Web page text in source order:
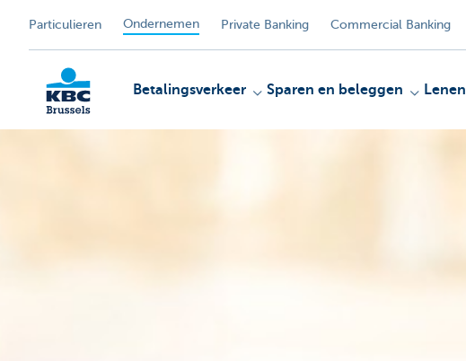
Particulieren Ondernemen Private Banking Commercial Banking
Betalingsverkeer Sparen en beleggen Lenen